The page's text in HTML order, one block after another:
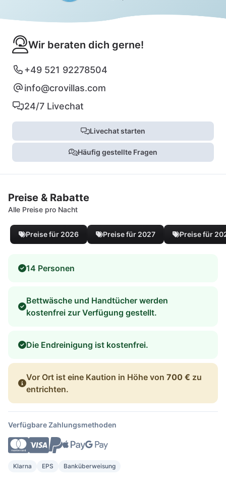
Wir beraten dich gerne!
+49 521 92278504
info@crovillas.com
24/7 Livechat
Livechat starten
Häufig gestellte Fragen
Preise & Rabatte
Alle Preise pro Nacht
Preise für 2026 Preise für 2027 Preise für
14 Personen
Bettwäsche und Handtücher werden
kostenfrei zur Verfügung gestellt.
Die Endreinigung ist kostenfrei.
Vor Ort ist eine Kaution in Höhe von 700 € zu
entrichten.
Verfügbare Zahlungsmethoden
Klarna EPS Banküberweisung